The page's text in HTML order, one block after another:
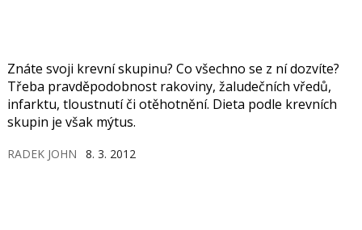
Znáte svoji krevní skupinu? Co všechno se z ní dozvíte?
Třeba pravděpodobnost rakoviny, žaludečních vředů,
infarktu, tloustnutí či otěhotnění. Dieta podle krevních
skupin je však mýtus.
RADEK JOHN 8. 3. 2012